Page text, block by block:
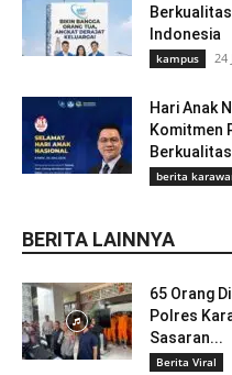
Indonesia
kampus 24
Hari Anak
Komitmen
Berkualitas
berita
BERITA LAINNYA
65 Orang
Polres
Sasaran...
Berita Viral